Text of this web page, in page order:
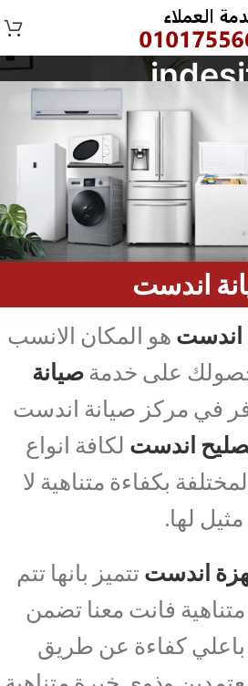
indesit
اندست
اندست هو المكان الانسب
لحصولك على خدمة صيانة
في مركز صيانة اندست
اندست لكافة انواع
بكفاءة متناهية لا
مثيل لها.
اندست تتميز بانها تتم
فانت معنا تضمن
كفاءة عن طريق